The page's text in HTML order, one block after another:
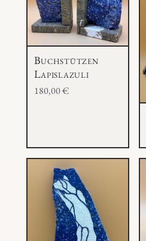
Buchstützen
Lapislazuli
180,00€